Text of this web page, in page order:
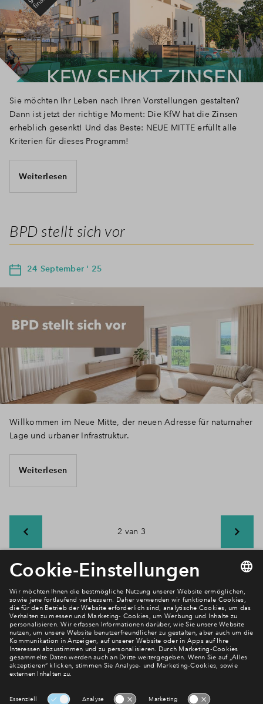
Sie möchten Ihr Leben nach Ihren Vorstellungen gestalten?
Dann ist jetzt der richtige Moment: Die KfW hat die Zinsen
erheblich gesenkt! Und das Beste: NEUE MITTE erfüllt alle
Kriterien für dieses Programm!
Weiterlesen
BPD stellt sich vor
24 September ' 25
Willkommen im Neue Mitte, der neuen Adresse für naturnaher
Lage und urbaner Infrastruktur.
Weiterlesen
2 van 3
Newsletter Anmeldung
Verpassen Sie zu diesem Wohnprojekt keine Neuigkeiten
mehr! Wir halten Sie auf dem Laufenden – mit unserem
regelmäßig erscheinenden Newsletter informieren wir Sie
über den Stand dieses und weiterer Neubauprojekte.
E-Mail-Adresse